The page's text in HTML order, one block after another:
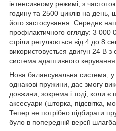
інтенсивному режимі, з
годину та 2500 циклів на день,
його застосування. Середнє
профілактичного огляду: 3 000
стріли регулюється від 4 до 8
використовується двигун 24 В
система адаптивного керування
Нова балансувальна система, у
однакові пружини, дає змогу
довжини, зокрема і тоді, коли є
аксесуари (шторка, підсвітка,
Тепер не потрібно підбирати
було в попередній версії